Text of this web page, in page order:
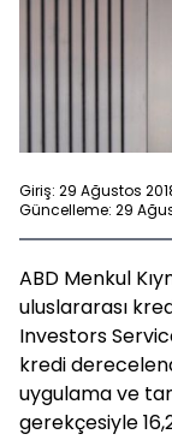
Giriş: 29 Ağustos
Güncelleme: 29
ABD Menkul
uluslararası
Investors
kredi
uygulama ve
gerekçesiyle